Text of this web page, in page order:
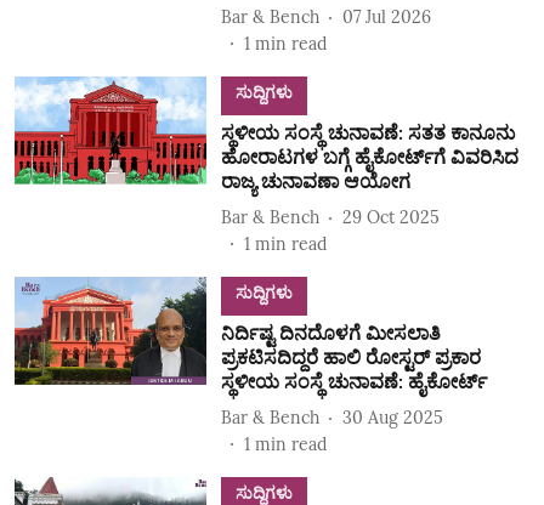
Bar & Bench
07 Jul 2026
1 min read
ಸುದ್ದಿಗಳು
ಸ್ಥಳೀಯ ಸಂಸ್ಥೆ ಚುನಾವಣೆ: ಸತತ ಕಾನೂನು
ಹೋರಾಟಗಳ ಬಗ್ಗೆ ಹೈಕೋರ್ಟ್‌ಗೆ ವಿವರಿಸಿದ
ರಾಜ್ಯ ಚುನಾವಣಾ ಆಯೋಗ
Bar & Bench
29 Oct 2025
1 min read
ಸುದ್ದಿಗಳು
ನಿರ್ದಿಷ್ಟ ದಿನದೊಳಗೆ ಮೀಸಲಾತಿ
ಪ್ರಕಟಿಸದಿದ್ದರೆ ಹಾಲಿ ರೋಸ್ಟರ್‌ ಪ್ರಕಾರ
ಸ್ಥಳೀಯ ಸಂಸ್ಥೆ ಚುನಾವಣೆ: ಹೈಕೋರ್ಟ್‌
Bar & Bench
30 Aug 2025
1 min read
ಸುದ್ದಿಗಳು